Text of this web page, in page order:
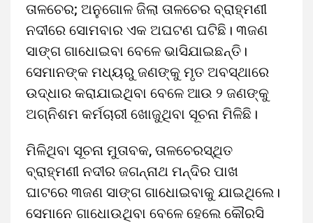
ତାଳଚେର; ଅନୁଗୋଳ ଜିଲା ତାଳଚେର ବ୍ରାହ୍ମଣୀ
ନଦୀରେ ସୋମବାର ଏକ ଅଘଟଣ ଘଟିଛି। ୩ଜଣ
ସାଙ୍ଗ ଗାଧୋଇବା ବେଳେ ଭାସିଯାଇଛନ୍ତି।
ସେମାନଙ୍କ ମଧ୍ୟରୁ ଜଣଙ୍କୁ ମୃତ ଅବସ୍ଥାରେ
ଉଦ୍ଧାର କରାଯାଇଥିବା ବେଳେ ଆଉ ୨ ଜଣଙ୍କୁ
ଅଗ୍ନିଶମ କର୍ମଚାରୀ ଖୋଜୁଥିବା ସୂଚନା ମିଳିଛି।
ମିଳିଥିବା ସୂଚନା ମୁତାବକ, ତାଳଚେରସ୍ଥିତ
ବ୍ରାହ୍ମଣୀ ନଦୀର ଜଗନ୍ନାଥ ମନ୍ଦିର ପାଖ
ଘାଟରେ ୩ଜଣ ସାଙ୍ଗ ଗାଧୋଇବାକୁ ଯାଇଥିଲେ।
ସେମାନେ ଗାଧୋଉଥିବା ବେଳେ ହେଲେ କୌରସି